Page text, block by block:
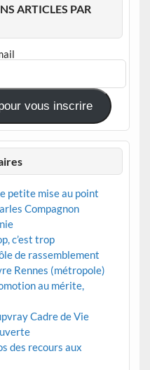
ARTICLES PAR
vous inscrire
petite mise au point
Compagnon
c’est trop
de rassemblement
Rennes (métropole)
au mérite,
Cadre de Vie
des recours aux